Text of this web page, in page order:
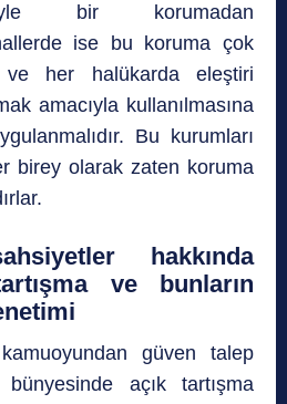
bir korumadan
ise bu koruma çok
ve her halükarda eleştiri
amacıyla kullanılmasına
Bu kurumları
birey olarak zaten koruma
hakkında
ve bunların
güven talep
açık tartışma